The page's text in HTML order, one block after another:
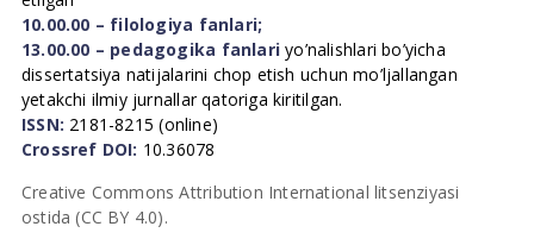
10.00.00 – filologiya fanlari;
13.00.00 – pedagogika fanlari yo’nalishlari bo’yicha
dissertatsiya natijalarini chop etish uchun mo’ljallangan
yetakchi ilmiy jurnallar qatoriga kiritilgan.
ISSN: 2181-8215 (online)
Crossref DOI: 10.36078
Creative Commons Attribution International litsenziyasi
ostida (CC BY 4.0).